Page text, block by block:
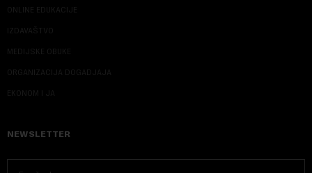
ONLINE EDUKACIJE
IZDAVAŠTVO
MEDIJSKE OBUKE
ORGANIZACIJA DOGADJAJA
EKONOM I JA
NEWSLETTER